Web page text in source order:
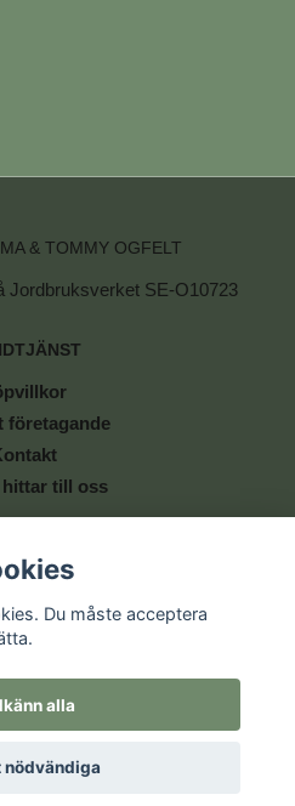
& TOMMY OGFELT
Jordbruksverket SE-O10723
företagande
till oss
Du måste acceptera
alla
nödvändiga